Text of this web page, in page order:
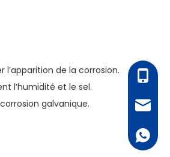
de la corrosion.
l’humidité et le sel.
galvanique.
+86 -
+ 86